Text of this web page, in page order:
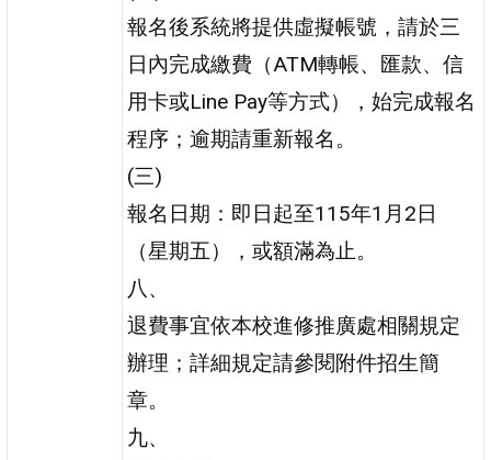
報名後系統將提供虛擬帳號，請於三
日內完成繳費（ATM轉帳、匯款、信
用卡或Line Pay等方式），始完成報名
程序；逾期請重新報名。
(三)
報名日期：即日起至115年1月2日
（星期五），或額滿為止。
八、
退費事宜依本校進修推廣處相關規定
辦理；詳細規定請參閱附件招生簡
章。
九、